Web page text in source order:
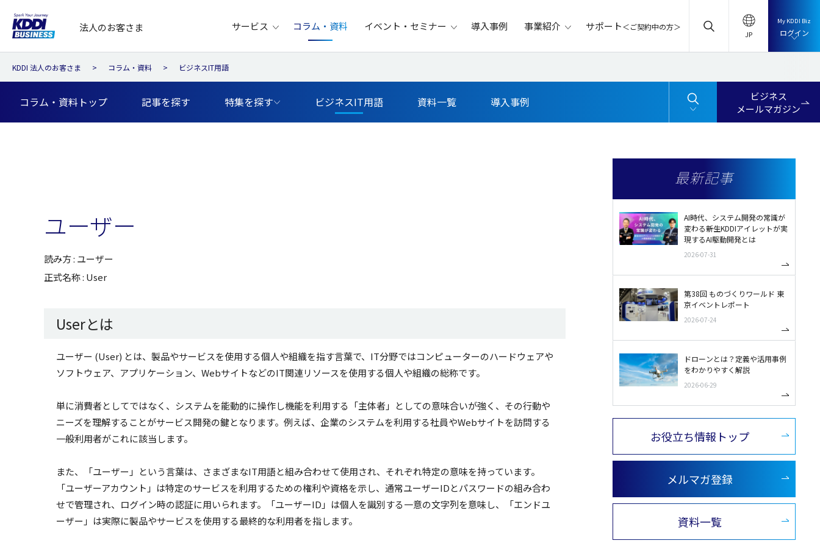
法人のお客さま サービス コラム・資料 イベント・セミナー 導入事例 事業紹介 サポート＜ご契約中の方＞
My KDDI Biz
ログイン
KDDI 法人のお客さま コラム・資料 ビジネスIT用語
コラム・資料トップ 記事を探す 特集を探す ビジネスIT用語 資料一覧 導入事例
ビジネス
メールマガジン
ユーザー
読み方 : ユーザー
正式名称 : User
Userとは
ユーザー (User) とは、製品やサービスを使用する個人や組織を指す言葉で、IT分野ではコンピューターのハードウェアや
ソフトウェア、アプリケーション、WebサイトなどのIT関連リソースを使用する個人や組織の総称です。
単に消費者としてではなく、システムを能動的に操作し機能を利用する「主体者」としての意味合いが強く、その行動や
ニーズを理解することがサービス開発の鍵となります。例えば、企業のシステムを利用する社員やWebサイトを訪問する
一般利用者がこれに該当します。
また、「ユーザー」という言葉は、さまざまなIT用語と組み合わせて使用され、それぞれ特定の意味を持っています。
「ユーザーアカウント」は特定のサービスを利用するための権利や資格を示し、通常ユーザーIDとパスワードの組み合わ
せで管理され、ログイン時の認証に用いられます。「ユーザーID」は個人を識別する一意の文字列を意味し、「エンドユ
ーザー」は実際に製品やサービスを使用する最終的な利用者を指します。
最新記事
AI時代、システム開発の常識が
変わる――新生KDDIアイレットが実
現するAI駆動開発とは
2026-07-31
第38回 ものづくりワールド 東
京イベントレポート
2026-07-24
ドローンとは？定義や活用事例
をわかりやすく解説
2026-06-29
お役立ち情報トップ
メルマガ登録
資料一覧